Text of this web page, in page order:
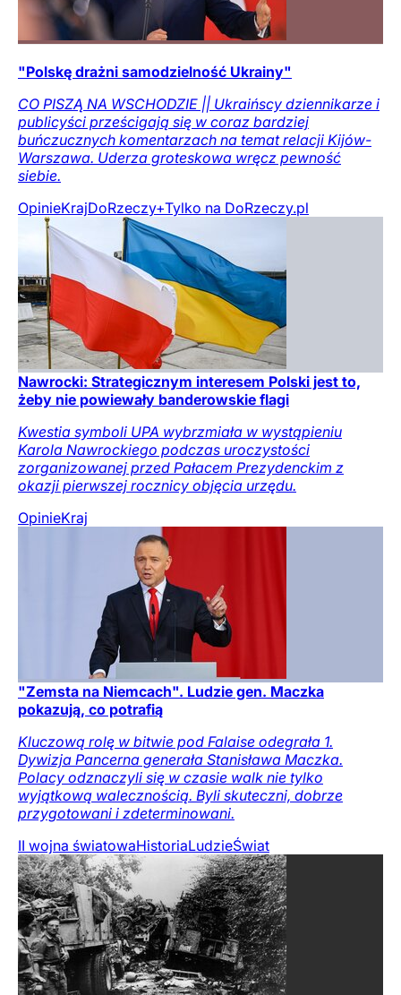
"Polskę drażni samodzielność Ukrainy"
CO PISZĄ NA WSCHODZIE || Ukraińscy dziennikarze i
publicyści prześcigają się w coraz bardziej
buńczucznych komentarzach na temat relacji Kijów-
Warszawa. Uderza groteskowa wręcz pewność
siebie.
OpinieKrajDoRzeczy+Tylko na DoRzeczy.pl
Nawrocki: Strategicznym interesem Polski jest to,
żeby nie powiewały banderowskie flagi
Kwestia symboli UPA wybrzmiała w wystąpieniu
Karola Nawrockiego podczas uroczystości
zorganizowanej przed Pałacem Prezydenckim z
okazji pierwszej rocznicy objęcia urzędu.
OpinieKraj
"Zemsta na Niemcach". Ludzie gen. Maczka
pokazują, co potrafią
Kluczową rolę w bitwie pod Falaise odegrała 1.
Dywizja Pancerna generała Stanisława Maczka.
Polacy odznaczyli się w czasie walk nie tylko
wyjątkową walecznością. Byli skuteczni, dobrze
przygotowani i zdeterminowani.
II wojna światowaHistoriaLudzieŚwiat